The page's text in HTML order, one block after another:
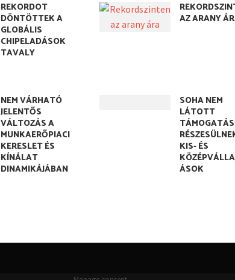
REKORDOT
DÖNTÖTTEK A
GLOBÁLIS
CHIPELADÁSOK
TAVALY
AZ ARANY
NEM VÁRHATÓ
JELENTŐS
VÁLTOZÁS A
MUNKAERŐPIACI
KERESLET ÉS
KÍNÁLAT
DINAMIKÁJÁBAN
SOHA NEM
LÁTOTT
KIS- ÉS
ÁSOK